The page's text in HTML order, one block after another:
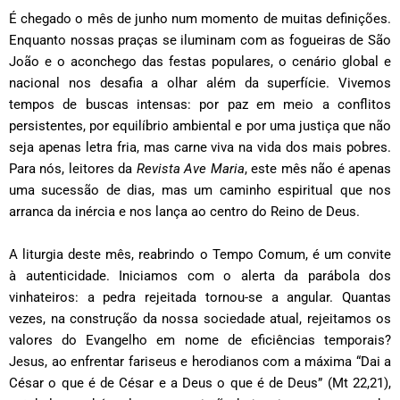
É chegado o mês de junho num momento de muitas definições.
Enquanto nossas praças se iluminam com as fogueiras de São
João e o aconchego das festas populares, o cenário global e
nacional nos desafia a olhar além da superfície. Vivemos
tempos de buscas intensas: por paz em meio a conflitos
persistentes, por equilíbrio ambiental e por uma justiça que não
seja apenas letra fria, mas carne viva na vida dos mais pobres.
Para nós, leitores da Revista Ave Maria, este mês não é apenas
uma sucessão de dias, mas um caminho espiritual que nos
arranca da inércia e nos lança ao centro do Reino de Deus.
A liturgia deste mês, reabrindo o Tempo Comum, é um convite
à autenticidade. Iniciamos com o alerta da parábola dos
vinhateiros: a pedra rejeitada tornou-se a angular. Quantas
vezes, na construção da nossa sociedade atual, rejeitamos os
valores do Evangelho em nome de eficiências temporais?
Jesus, ao enfrentar fariseus e herodianos com a máxima “Dai a
César o que é de César e a Deus o que é de Deus” (Mt 22,21),